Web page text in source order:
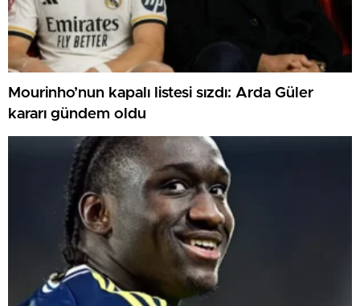
Mourinho’nun kapalı listesi sızdı: Arda Güler
kararı gündem oldu